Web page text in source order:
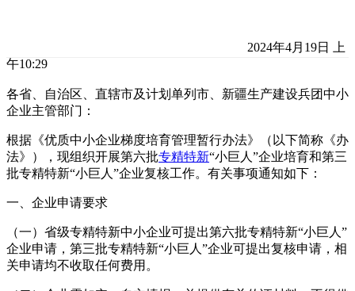
2024年4月19日 上
午10:29
各省、自治区、直辖市及计划单列市、新疆生产建设兵团中小
企业主管部门：
根据《优质中小企业梯度培育管理暂行办法》（以下简称《办
法》），现组织开展第六批专精特新“小巨人”企业培育和第三
批专精特新“小巨人”企业复核工作。有关事项通知如下：
一、企业申请要求
（一）省级专精特新中小企业可提出第六批专精特新“小巨人”
企业申请，第三批专精特新“小巨人”企业可提出复核申请，相
关申请均不收取任何费用。